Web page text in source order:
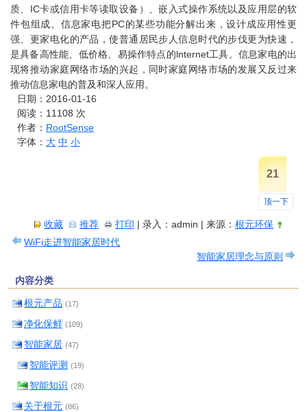
质、IC卡或信用卡等读取设备）、嵌入式操作系统以及应用层的软
件包组成。信息家电把PC的某些功能分解出来，设计成应用性更
强、更家电化的产品，使普通居民步人信息时代的步伐更为快速，
是具备高性能、低价格、易操作特点的lnternet工具。信息家电的出
现将推动家庭网络市场的兴起，同时家庭网络市场的发展又反过来
推动信息家电的普及和深人应用。
日期：2016-01-16
阅读： 11108 次
作者： RootSense
字体： 大 中 小
21
顶一下
收藏 推荐 打印 | 录入：admin | 来源： 根元环保
WiFi走进智能家居时代
智能家居理念与原则
内容分类
根元产品 (17)
净化保鲜 (109)
智能家居 (47)
智能评测 (19)
智能知识 (28)
关于根元 (86)